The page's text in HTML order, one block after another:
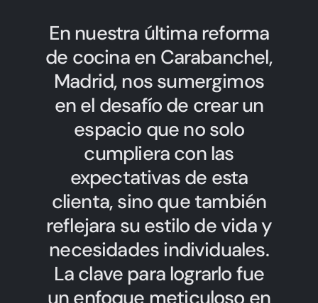
Blog
Hablemos de tu Cocina
En nuestra última reforma
de cocina en Carabanchel,
Madrid, nos sumergimos
en el desafío de crear un
espacio que no solo
cumpliera con las
expectativas de esta
clienta, sino que también
reflejara su estilo de vida y
necesidades individuales.
La clave para lograrlo fue
un enfoque meticuloso en